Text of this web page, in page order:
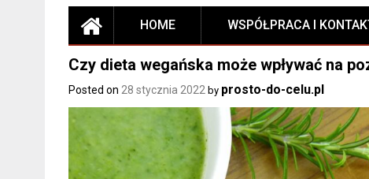
HOME WSPÓŁPRACA I
Czy dieta wegańska może wpływać na
Posted on 28 stycznia 2022 by prosto-do-celu.pl